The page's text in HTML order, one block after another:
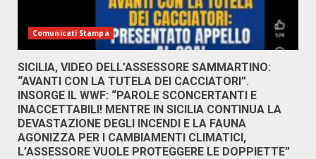
Comunicati Stampa
SICILIA, VIDEO DELL’ASSESSORE SAMMARTINO:
“AVANTI CON LA TUTELA DEI CACCIATORI”.
INSORGE IL WWF: “PAROLE SCONCERTANTI E
INACCETTABILI! MENTRE IN SICILIA CONTINUA LA
DEVASTAZIONE DEGLI INCENDI E LA FAUNA
AGONIZZA PER I CAMBIAMENTI CLIMATICI,
L’ASSESSORE VUOLE PROTEGGERE LE DOPPIETTE”